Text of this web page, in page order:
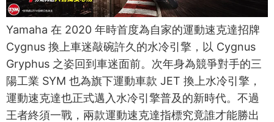
Yamaha 在 2020 年時首度為自家的運動速克達招牌
Cygnus 換上車迷敲碗許久的水冷引擎，以 Cygnus
Gryphus 之姿回到車迷面前。次年身為競爭對手的三
陽工業 SYM 也為旗下運動車款 JET 換上水冷引擎，
運動速克達也正式邁入水冷引擎普及的新時代。不過
王者終須一戰，兩款運動速克達指標究竟誰才能勝出